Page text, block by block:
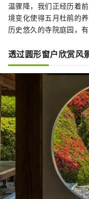
温骤降，我们正经历着
境变化使得五月杜鹃的
历史悠久的寺院庭园，
透过圆形窗户欣赏风